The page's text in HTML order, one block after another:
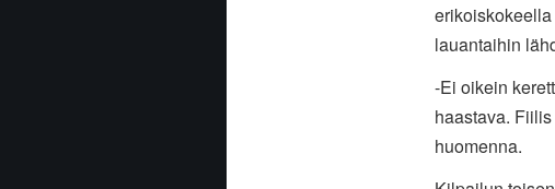
lauantaihin
-Ei oikein
haastava.
huomenna.